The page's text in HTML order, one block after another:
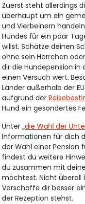
Zuerst steht allerdings
überhaupt um ein
und Vierbeinern
Hundes für ein paar
willst. Schätze deinen
ohne sein Herrchen
dir die Hundepension in
einen Versuch wert.
Länder außerhalb der
aufgrund der
Hund ein gesondertes
Unter „die Wahl der
Informationen für dich
der Wahl einer Pension
findest du weitere
du zusammen mit
möchtest. Nicht überall
Verschaffe dir besser
der Rezeption stehst.